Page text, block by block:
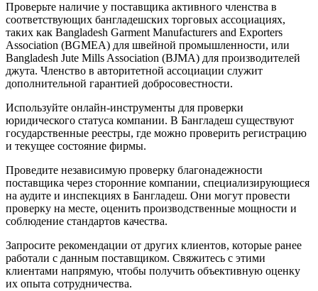
Проверьте наличие у поставщика активного членства в
соответствующих бангладешских торговых ассоциациях,
таких как Bangladesh Garment Manufacturers and Exporters
Association (BGMEA) для швейной промышленности, или
Bangladesh Jute Mills Association (BJMA) для производителей
джута. Членство в авторитетной ассоциации служит
дополнительной гарантией добросовестности.
Используйте онлайн-инструменты для проверки
юридического статуса компании. В Бангладеш существуют
государственные реестры, где можно проверить регистрацию
и текущее состояние фирмы.
Проведите независимую проверку благонадежности
поставщика через сторонние компании, специализирующиеся
на аудите и инспекциях в Бангладеш. Они могут провести
проверку на месте, оценить производственные мощности и
соблюдение стандартов качества.
Запросите рекомендации от других клиентов, которые ранее
работали с данным поставщиком. Свяжитесь с этими
клиентами напрямую, чтобы получить объективную оценку
их опыта сотрудничества.